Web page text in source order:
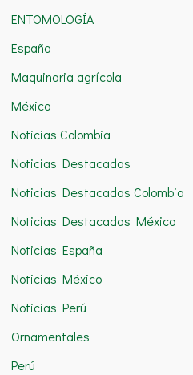
r
:
ENTOMOLOGÍA
España
Maquinaria agrícola
México
Noticias Colombia
Noticias Destacadas
Noticias Destacadas Colombia
Noticias Destacadas México
Noticias España
Noticias México
Noticias Perú
Ornamentales
Perú